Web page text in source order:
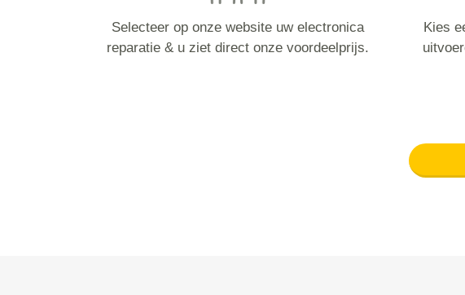
Selecteer op onze website uw electronica
reparatie & u ziet direct onze voordeelprijs.
Kies